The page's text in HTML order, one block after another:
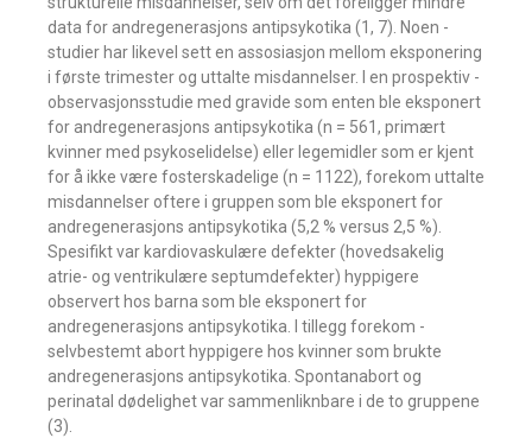
data for ­andregenerasjons antipsykotika (1, 7). Noen ­
studier har likevel sett en assosiasjon mellom ­eksponering
i første trimester og uttalte misdannelser. I en prospektiv ­
observasjonsstudie med gravide som enten ble eksponert
for andregenerasjons anti­psykotika (n = 561, primært
kvinner med psykoselidelse) eller legemidler som er kjent
for å ikke være fosterskadelige (n = 1122), forekom uttalte
misdannelser oftere i gruppen som ble eksponert for
andre­generasjons antipsykotika (5,2 % versus 2,5 %).
Spesifikt var kardiovaskulære defekter (hovedsakelig
atrie- og ventrikulære ­septumdefekter) hyppigere
observert hos barna som ble eksponert for
andregenerasjons antipsykotika. I tillegg forekom ­
selvbestemt abort hyppigere hos kvinner som brukte
andregenerasjons antipsykotika. Spontanabort og
perinatal dødelighet var sammenliknbare i de to gruppene
(3).